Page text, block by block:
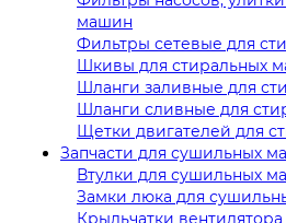
машин
Фильтры сетевые для
Шкивы для стиральных
Шланги заливные для
Шланги сливные для
Щетки двигателей для
Запчасти для сушильных
Втулки для сушильных
Замки люка для
Крыльчатки